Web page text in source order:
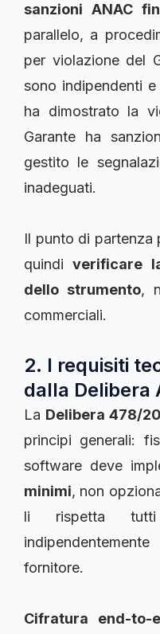
sanzioni ANAC
parallelo, a
per violazione del
sono indipendenti
ha dimostrato la
Garante ha
gestito le
inadeguati.
Il punto di partenza
quindiverificare
dello strumento,
commerciali.
2. I requisiti
dalla Delibera
La Delibera 478/
principi generali:
software deve
minimi, non
li rispetta
fornitore.
Cifratura end-to-